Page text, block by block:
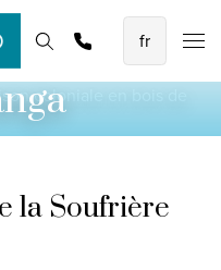
en avion
avion
Thèmes Promotions
Demander une
maison
la Soufrière